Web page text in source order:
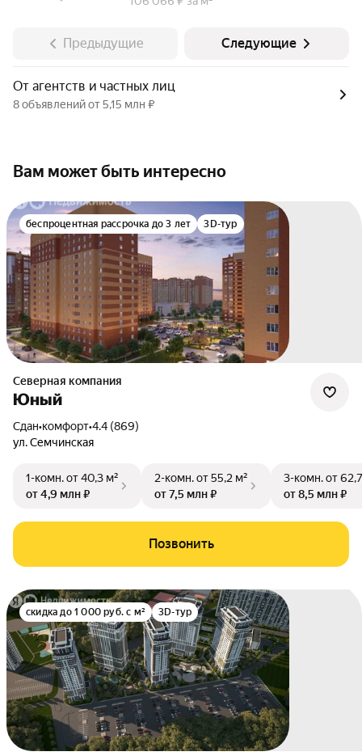
Предыдущие Следующие
От агентств и частных лиц
8 объявлений от 5,15 млн ₽
Вам может быть интересно
беспроцентная рассрочка до 3 лет 3D-тур
Северная компания
Юный
Сдан•комфорт•4.4 (869)
ул. Семчинская
1-комн.от 40,3 м²
от 4,9 млн ₽
2-комн.от 55,2 м²
от 7,5 млн ₽
3-комн.от
от 8,5 млн ₽
Позвонить
скидка до 1 000 руб. с м² 3D-тур